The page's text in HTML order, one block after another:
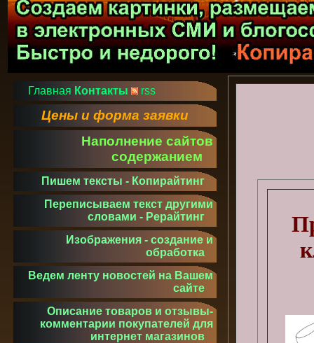
Главная Контакты rss
Цены и форма заявки
Наполнение сайтов
содержанием
Пишем тексты - Копирайтинг
Переписываем текст другими
словами - Рерайтинг
Изображения - создание и
обработка
Ведем ленту новостей на Вашем
сайте
Описание товаров и отзывы-
комментарии покупателей для
интернет магазинов